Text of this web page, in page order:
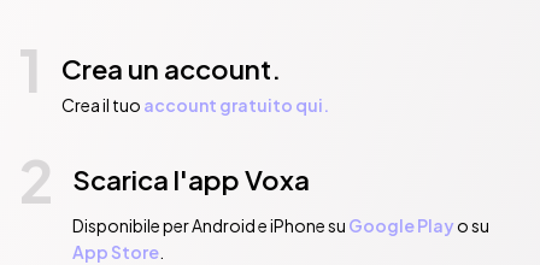
1 Crea un account.
Crea il tuo account gratuito qui.
2 Scarica l'app Voxa
Disponibile per Android e iPhone su Google Playo su
App Store.